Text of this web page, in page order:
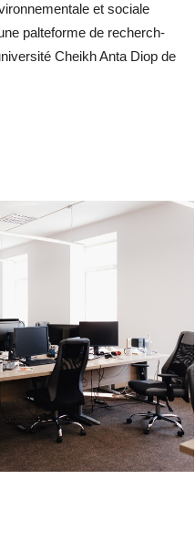
et sociale
palteforme de recherch-
Cheikh Anta Diop de